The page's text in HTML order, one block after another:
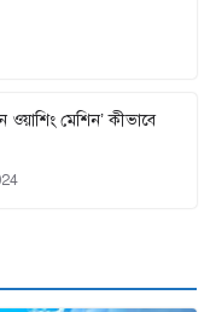
ওয়াশিং মেশিন’ কীভাবে